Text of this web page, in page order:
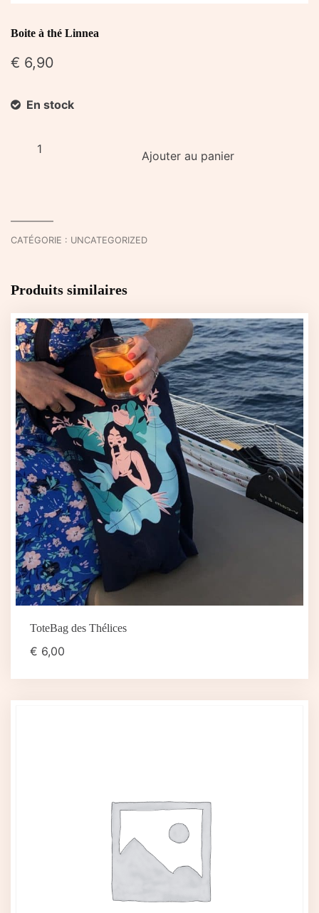
Boite à thé Linnea
€ 6,90
En stock
quantité
Ajouter au panier
CATÉGORIE : UNCATEGORIZED
Produits similaires
ToteBag des Thélices
€ 6,00